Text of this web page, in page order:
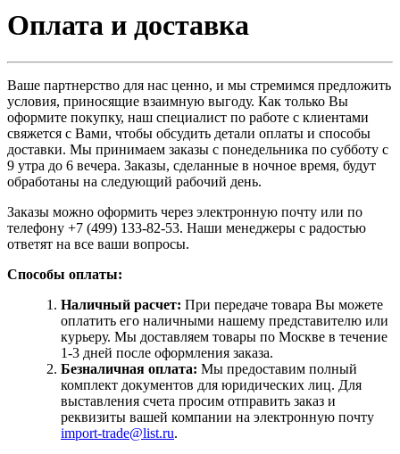
Оплата и доставка
Ваше партнерство для нас ценно, и мы стремимся предложить
условия, приносящие взаимную выгоду. Как только Вы
оформите покупку, наш специалист по работе с клиентами
свяжется с Вами, чтобы обсудить детали оплаты и способы
доставки. Мы принимаем заказы с понедельника по субботу с
9 утра до 6 вечера. Заказы, сделанные в ночное время, будут
обработаны на следующий рабочий день.
Заказы можно оформить через электронную почту или по
телефону +7 (499) 133-82-53. Наши менеджеры с радостью
ответят на все ваши вопросы.
Способы оплаты:
Наличный расчет: При передаче товара Вы можете
оплатить его наличными нашему представителю или
курьеру. Мы доставляем товары по Москве в течение
1-3 дней после оформления заказа.
Безналичная оплата: Мы предоставим полный
комплект документов для юридических лиц. Для
выставления счета просим отправить заказ и
реквизиты вашей компании на электронную почту
import-trade@list.ru.